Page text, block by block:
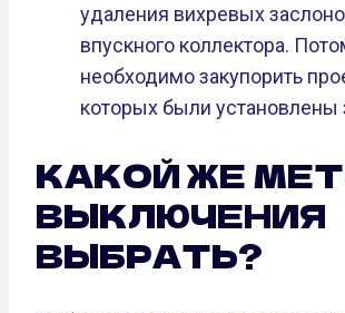
удаления вихревых
впускного коллектора.
необходимо закупорить
которых были установлены
КАКОЙ ЖЕ
ВЫКЛЮЧЕНИЯ
ВЫБРАТЬ?